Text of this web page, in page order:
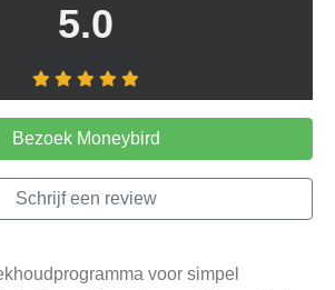
5.0
Bezoek Moneybird
Schrijf een review
voor simpel